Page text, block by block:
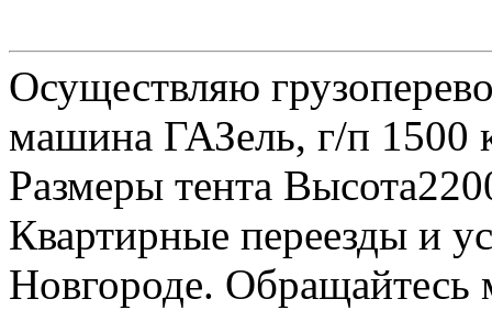
Осуществляю
машина ГАЗель, г/п 1500
Размеры тента
Квартирные переезды и
Новгороде.